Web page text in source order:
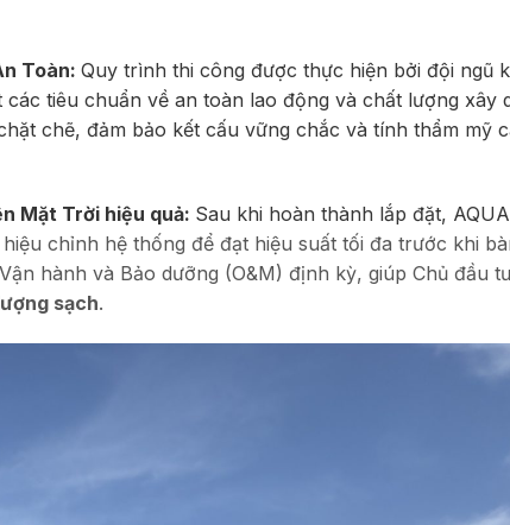
Toàn: Quy trình thi công được thực hiện bởi đội ngũ
tiêu chuẩn về an toàn lao động và chất lượng xây
chẽ, đảm bảo kết cấu vững chắc và tính thẩm mỹ
Mặt Trời hiệu quả: Sau khi hoàn thành lắp đặt,
chỉnh hệ thống để đạt hiệu suất tối đa trước khi
hành và Bảo dưỡng (O&M) định kỳ, giúp Chủ đầu
sạch.